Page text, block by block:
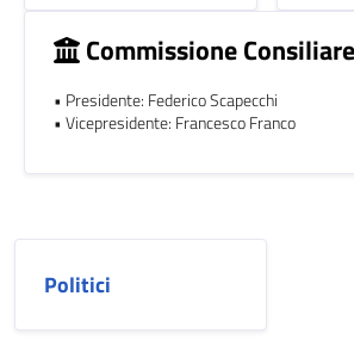
Commissione
• Presidente: Federico Scapecchi
• Vicepresidente: Francesco Franco
Politici